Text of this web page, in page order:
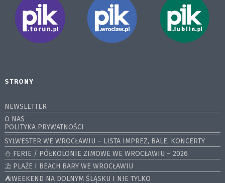
STRONY
NEWSLETTER
O NAS
POLITYKA PRYWATNOŚCI
SYLWESTER WE WROCŁAWIU – LISTA IMPREZ, BALE, KONCERTY
⛄️ FERIE / PÓŁKOLONIE ZIMOWE WE WROCŁAWIU – 2026
⛱️ PLAŻE I BEACH BARY WE WROCŁAWIU
⛺️WEEKEND NA DOLNYM ŚLĄSKU I NIE TYLKO